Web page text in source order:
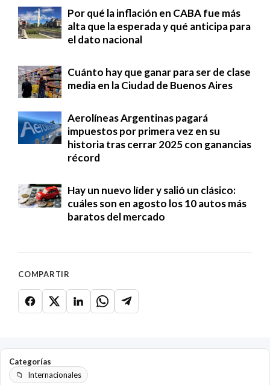
Por qué la inflación en CABA fue más
alta que la esperada y qué anticipa para
el dato nacional
Cuánto hay que ganar para ser de clase
media en la Ciudad de Buenos Aires
Aerolíneas Argentinas pagará
impuestos por primera vez en su
historia tras cerrar 2025 con ganancias
récord
Hay un nuevo líder y salió un clásico:
cuáles son en agosto los 10 autos más
baratos del mercado
COMPARTIR
Categorías
Internacionales